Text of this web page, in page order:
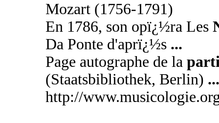
Mozart (1756-1791)
En 1786, son opï¿½ra Les
Da Ponte d'aprï¿½s ...
Page autographe de la
(Staatsbibliothek, Berlin) ...
http://